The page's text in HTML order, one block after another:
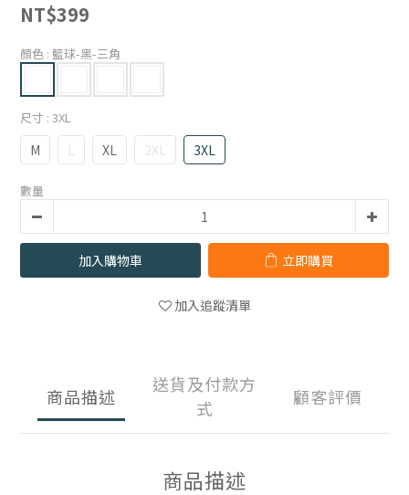
NT$399
顏色 : 籃球-黑-三角
尺寸 : 3XL
M L XL 2XL 3XL
數量
加入購物車 立即購買
加入追蹤清單
商品描述
送貨及付款方
式
顧客評價
商品描述